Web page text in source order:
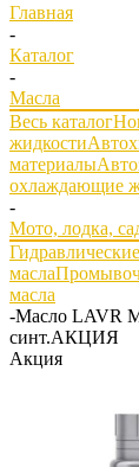
Главная
-
Каталог
-
Масла
Весь каталог
жидкости
материалы
охлаждающие
-
Мото, лодка,
масла
масла
-Масло LAVR
синт.АКЦИЯ
Акция